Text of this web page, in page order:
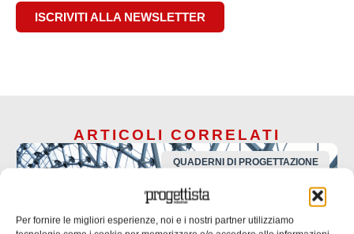
Per fornire le migliori esperienze, noi e i nostri partner utilizziamo
ISCRIVITI ALLA NEWSLETTER
ARTICOLI CORRELATI
QUADERNI DI PROGETTAZIONE